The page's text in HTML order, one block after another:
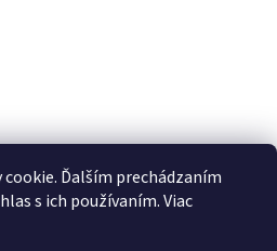
Ďalším prechádzaním
s ich používaním. Viac